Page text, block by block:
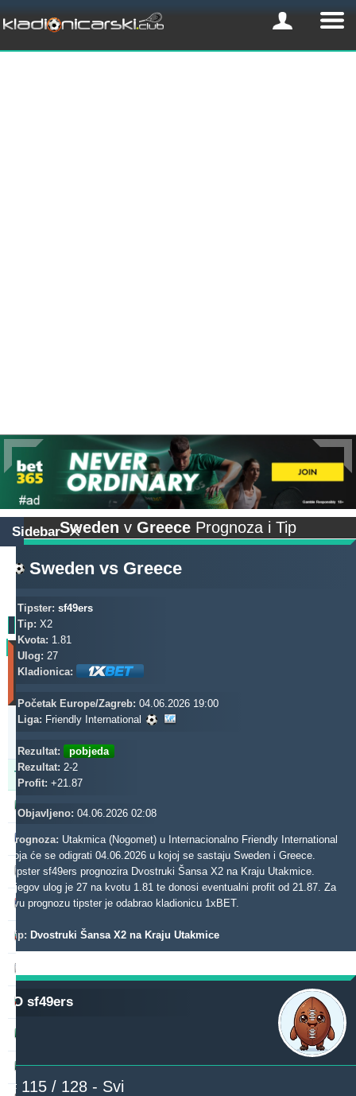
Sweden v Greece Prognoza i Tip
Sweden vs Greece
Tipster: sf49ers
Tip: X2
Kvota: 1.81
Ulog: 27
Kladionica:
Početak Europe/Zagreb: 04.06.2026 19:00
Liga: Friendly International
Rezultat:
pobjeda
Rezultat: 2-2
Profit: +21.87
Objavljeno: 04.06.2026 02:08
Prognoza: Utakmica (Nogomet) u Internacionalno Friendly International
koja će se odigrati 04.06.2026 u kojoj se sastaju Sweden i Greece.
Tipster sf49ers prognozira Dvostruki Šansa X2 na Kraju Utakmice.
Njegov ulog je 27 na kvotu 1.81 te donosi eventualni profit od 21.87. Za
ovu prognozu tipster je odabrao kladionicu 1xBET.
Tip: Dvostruki Šansa X2 na Kraju Utakmice
O sf49ers
# 115 / 128 - Svi
Sidebar
Profit
(Zadnjih
30
Updated:
27m
Tipster
gerrard062xr429.14 26.57 %
makau 422.33 0.14 %
noja57 363.67 -2.53 %
toptip 290.36 18.89 %
quqi
rantunes 216.11 18.78 %